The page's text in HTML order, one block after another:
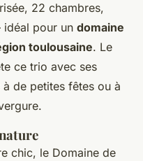
22 chambres,
pour un domaine
toulousaine. Le
ce trio avec ses
de petites fêtes ou à
chic, le Domaine de